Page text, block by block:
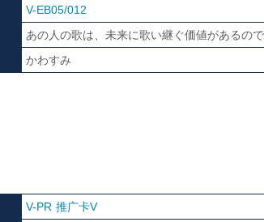
V-EB05/012
あの人の歌は、未来に歌い継ぐ価値があるので
かわすみ
V-PR 推广卡V